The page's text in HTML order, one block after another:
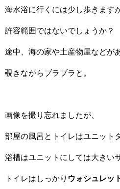
海水浴に行くには少し歩きます
許容範囲ではないでしょうか？
途中、海の家や土産物屋などが
覗きながらブラブラと。
画像を撮り忘れましたが、
部屋の風呂とトイレはユニット
浴槽はユニットにしては大きい
トイレはしっかり ウォシュレッ